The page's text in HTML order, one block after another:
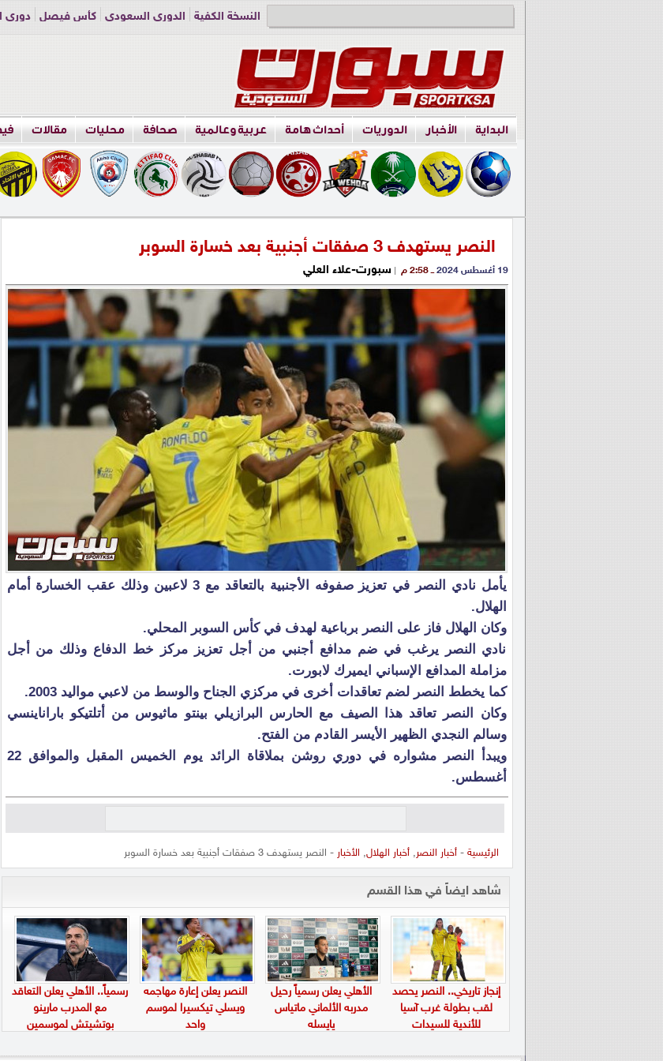
النسخة الكفية الدوري السعودي كأس فيصل دوري
البداية الأخبار الدوريات أحداث هامة عربية وعالمية صحافة محليات مقالات
النصر يستهدف 3 صفقات أجنبية بعد خسارة السوبر
19 أغسطس 2024 ــ 2:58 م | سبورت-علاء العلي
يأمل نادي النصر في تعزيز صفوفه الأجنبية بالتعاقد مع 3 لاعبين وذلك عقب الخسارة أمام
الهلال.
وكان الهلال فاز على النصر برباعية لهدف في كأس السوبر المحلي.
نادي النصر يرغب في ضم مدافع أجنبي من أجل تعزيز مركز خط الدفاع وذلك من أجل
مزاملة المدافع الإسباني ايميرك لابورت.
كما يخطط النصر لضم تعاقدات أخرى في مركزي الجناح والوسط من لاعبي مواليد 2003.
وكان النصر تعاقد هذا الصيف مع الحارس البرازيلي بينتو ماثيوس من أتلتيكو باراناينسي
وسالم النجدي الظهير الأيسر القادم من الفتح.
ويبدأ النصر مشواره في دوري روشن بملاقاة الرائد يوم الخميس المقبل والموافق 22
أغسطس.
الرئيسية -أخبار النصر,أخبار الهلال, الأخبار - النصر يستهدف 3 صفقات أجنبية بعد خسارة السوبر
شاهد ايضاً في هذا القسم
إنجاز تاريخي.. النصر يحصد
لقب بطولة غرب آسيا
للأندية للسيدات
الأهلي يعلن رسمياً رحيل
مدربه الألماني ماتياس
يايسله
النصر يعلن إعارة مهاجمه
ويسلي تيكسيرا لموسم
واحد
رسمياً.. الأهلي يعلن التعاقد
مع المدرب مارينو
بوتشيتش لموسمين